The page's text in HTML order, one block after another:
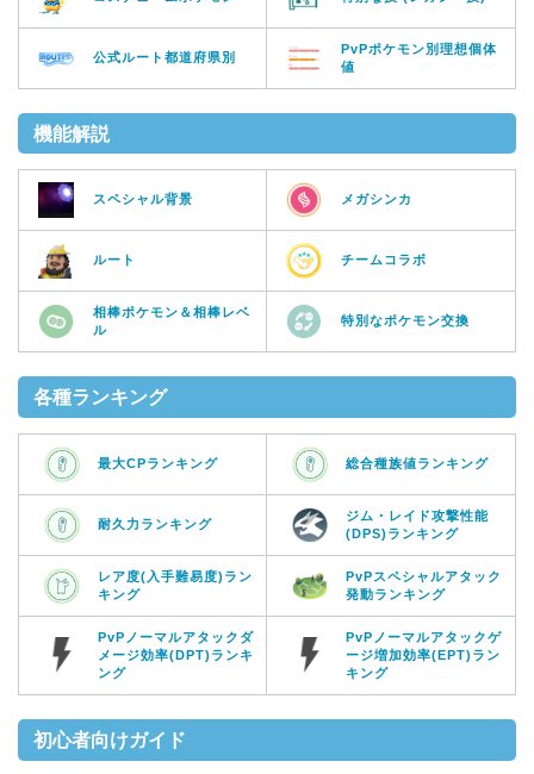
公式ルート都道府県別
PvPポケモン別理想個体
値
機能解説
スペシャル背景 メガシンカ
ルート チームコラボ
相棒ポケモン＆相棒レベ
ル
特別なポケモン交換
各種ランキング
最大CPランキング 総合種族値ランキング
耐久力ランキング
ジム・レイド攻撃性能
(DPS)ランキング
レア度(入手難易度)ラン
キング
PvPスペシャルアタック
発動ランキング
PvPノーマルアタックダ
メージ効率(DPT)ランキ
ング
PvPノーマルアタックゲ
ージ増加効率(EPT)ラン
キング
初心者向けガイド